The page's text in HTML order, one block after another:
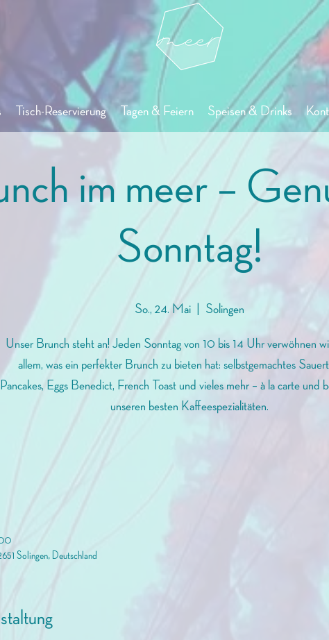
Tisch-Reservierung Tagen & Feiern Speisen & Drinks
im meer –
Sonntag!
So., 24. Mai Solingen
Unser Brunch steht an! Jeden Sonntag von 10 bis 14 Uhr verwöhnen
allem, was ein perfekter Brunch zu bieten hat: selbstgemachtes
Pancakes, Eggs Benedict, French Toast und vieles mehr – à la carte und
unseren besten Kaffeespezialitäten.
Solingen, Deutschland